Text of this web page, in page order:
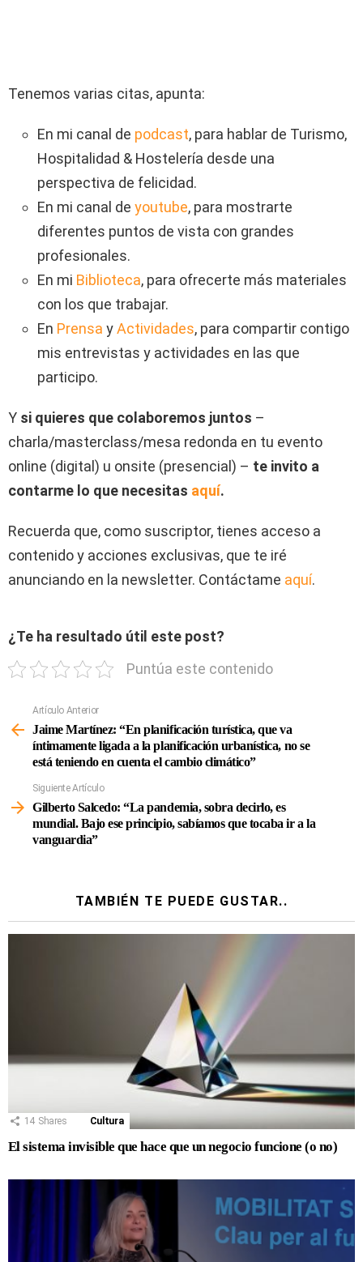
Tenemos varias citas, apunta:
En mi canal de podcast, para hablar de Turismo,
Hospitalidad & Hostelería desde una
perspectiva de felicidad.
En mi canal de youtube, para mostrarte
diferentes puntos de vista con grandes
profesionales.
En mi Biblioteca, para ofrecerte más materiales
con los que trabajar.
En Prensa yActividades, para compartir contigo
mis entrevistas y actividades en las que
participo.
Y si quieres que colaboremos juntos –
charla/masterclass/mesa redonda en tu evento
online (digital) u onsite (presencial) – te invito a
contarme lo que necesitas aquí.
Recuerda que, como suscriptor, tienes acceso a
contenido y acciones exclusivas, que te iré
anunciando en la newsletter. Contáctame aquí.
¿Te ha resultado útil este post?
Puntúa este contenido
Más
Artículo Anterior
Jaime Martínez: “En planificación turística, que va
íntimamente ligada a la planificación urbanística, no se
está teniendo en cuenta el cambio climático”
Siguiente Artículo
Gilberto Salcedo: “La pandemia, sobra decirlo, es
mundial. Bajo ese principio, sabíamos que tocaba ir a la
vanguardia”
TAMBIÉN TE PUEDE GUSTAR..
14 Shares Cultura
El sistema invisible que hace que un negocio funcione (o no)